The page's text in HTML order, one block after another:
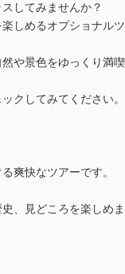
してみませんか？
しめるオプショナルツ
や景色をゆっくり満喫
クしてみてください。
爽快なツアーです。
、見どころを楽しめま